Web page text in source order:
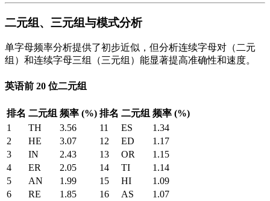
二元组、三元组与模式分析
单字母频率分析提供了初步近似，但分析连续字母对（二元
组）和连续字母三组（三元组）能显著提高准确性和速度。
英语前 20 位二元组
排名 二元组 频率 (%) 排名 二元组 频率 (%)
1
TH 3.56 11 ES
1.34
2
HE 3.07 12 ED
1.17
3
IN 2.43 13 OR
1.15
4
ER 2.05 14 TI
1.14
5
AN 1.99 15 HI
1.09
6
RE 1.85 16 AS
1.07